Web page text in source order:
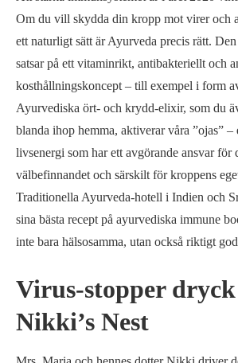
Om du vill skydda din kropp mot virer och
ett naturligt sätt är Ayurveda precis rätt.
satsar på ett vitaminrikt, antibakteriellt och
kosthållningskoncept – till exempel i form
Ayurvediska ört- och krydd-elixir, som du
blanda ihop hemma, aktiverar våra ”ojas” –
livsenergi som har ett avgörande ansvar för
välbefinnandet och särskilt för kroppens
Traditionella Ayurveda-hotell i Indien och
sina bästa recept på ayurvediska immune
inte bara hälsosamma, utan också riktigt
Virus-stopper
Nikki’s Nest